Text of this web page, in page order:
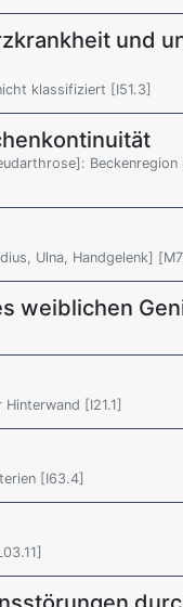
und
klassifiziert [I51.3]
Ulna, Handgelenk]
weiblichen
[I21.1]
[I63.4]